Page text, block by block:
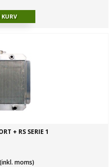
+ RS SERIE 1
moms)